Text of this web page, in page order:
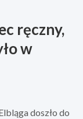
ręczny,
w
doszło do